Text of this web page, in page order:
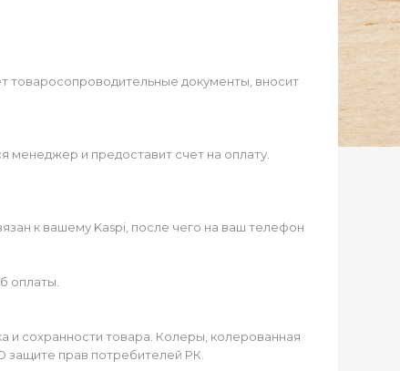
товаросопроводительные документы, вносит
и предоставит счет на оплату.
к вашему Kaspi, после чего на ваш телефон
оплаты.
и сохранности товара. Колеры, колерованная
защите прав потребителей РК.